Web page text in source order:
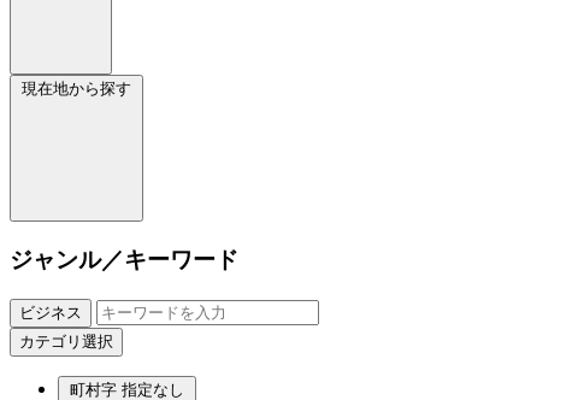
現在地から探す
ジャンル／キーワード
ビジネス
カテゴリ選択
町村字 指定なし